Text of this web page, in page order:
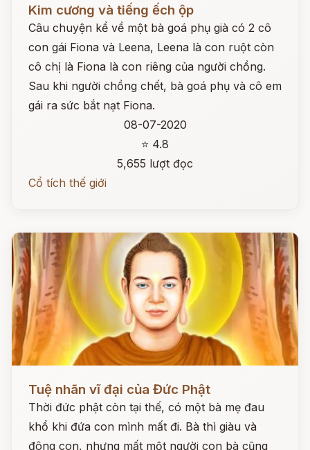
Kim cương và tiếng ếch ộp
Câu chuyện kể về một bà goá phụ già có 2 cô
con gái Fiona và Leena, Leena là con ruột còn
cô chị là Fiona là con riêng của người chồng.
Sau khi người chồng chết, bà goá phụ và cô em
gái ra sức bắt nạt Fiona.
08-07-2020
⭐ 4.8
5,655 lượt đọc
Cổ tích thế giới
Tuệ nhãn vĩ đại của Đức Phật
Thời đức phật còn tại thế, có một bà mẹ đau
khổ khi đứa con mình mất đi. Bà thì giàu và
đông con, nhưng mất một người con bà cũng